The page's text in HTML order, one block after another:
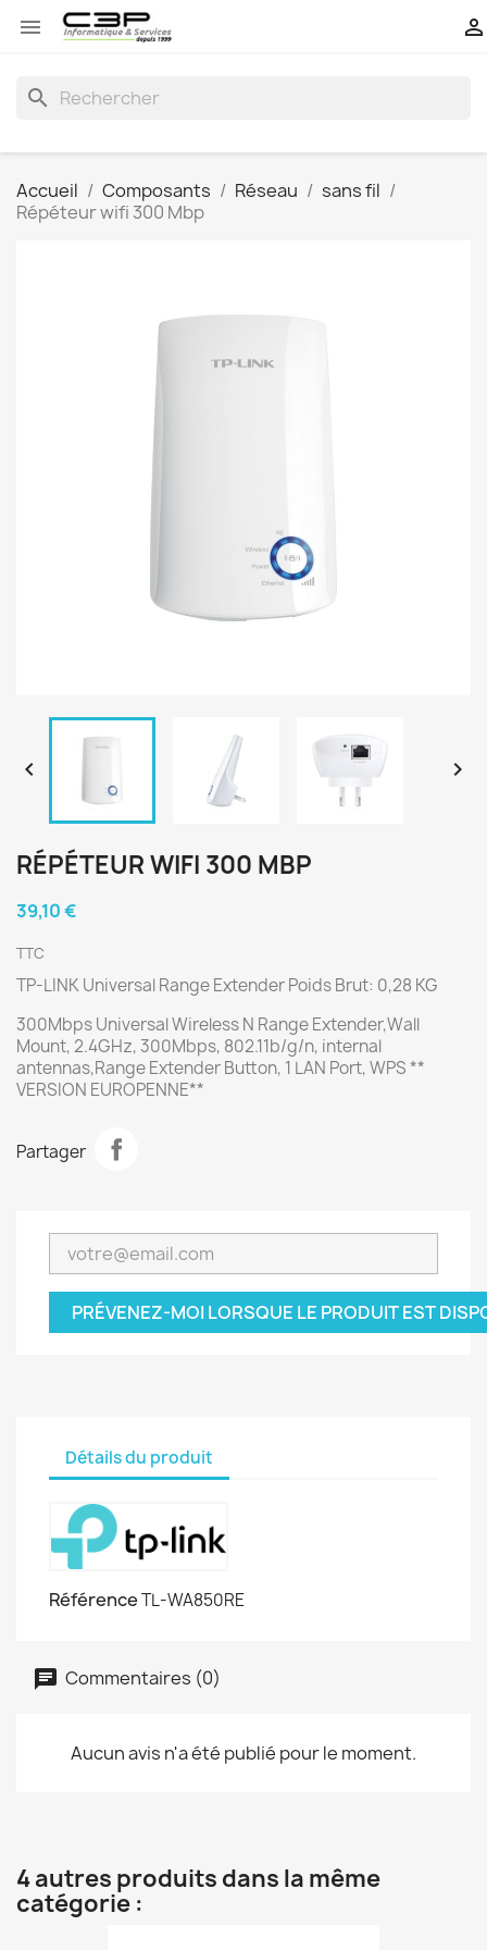
 
search
Accueil Composants Réseau
sans fil
Répéteur wifi 300 Mbp
 
RÉPÉTEUR WIFI 300 MBP
39,10 €
TTC
TP-LINK Universal Range Extender Poids Brut: 0,28 KG
300Mbps Universal Wireless N Range Extender,Wall
Mount, 2.4GHz, 300Mbps, 802.11b/g/n, internal
antennas,Range Extender Button, 1 LAN Port, WPS **
VERSION EUROPENNE**
Partager
PRÉVENEZ-MOI LORSQUE LE PRODUIT EST
Détails du produit
RéférenceTL-WA850RE
Commentaires (0)
Aucun avis n'a été publié pour le moment.
4 autres produits dans la même
catégorie :